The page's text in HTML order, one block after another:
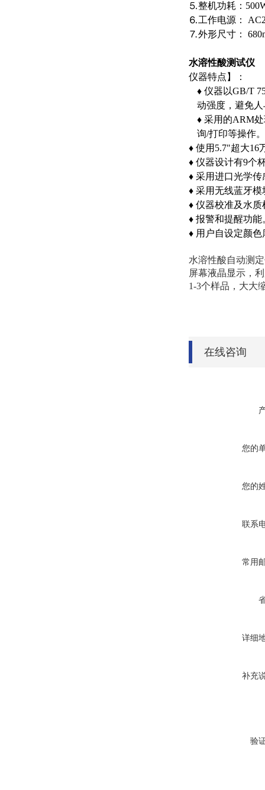
⒌整机功耗：
⒍工作电源：
⒎外形尺寸：
水溶性酸测试仪
仪器特点】：
♦ 仪器以GB/T
动强度，避免
♦ 采用的ARM
询/打印等操作。
♦ 使用5.7"超大16
♦ 仪器设计有9个
♦ 采用进口光学
♦ 采用无线蓝牙模
♦ 仪器校准及水质
♦ 报警和提醒功能
♦ 用户自设定颜
水溶性酸自动测
屏幕液晶显示，
1-3个样品，大大
在线咨询
您的
您的
联系
常用
详细
补充
验